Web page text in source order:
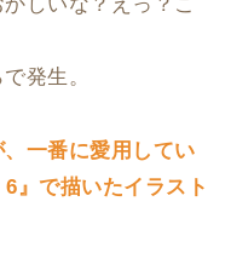
発生。
一番に愛用してい
』で描いたイラスト